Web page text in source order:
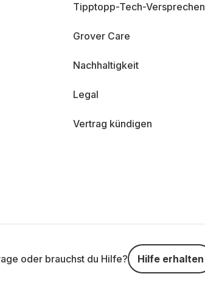
Tipptopp-Tech-Versprechen
Grover Care
Nachhaltigkeit
Legal
Vertrag kündigen
oder brauchst du Hilfe? Hilfe erhalten